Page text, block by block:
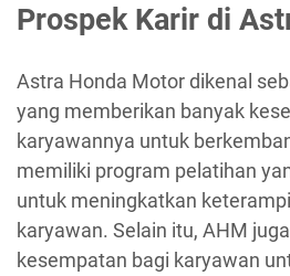
Prospek Karir di
Astra Honda Motor dikenal
yang memberikan banyak
karyawannya untuk
memiliki program pelatihan
untuk meningkatkan
karyawan. Selain itu, AHM
kesempatan bagi karyawan